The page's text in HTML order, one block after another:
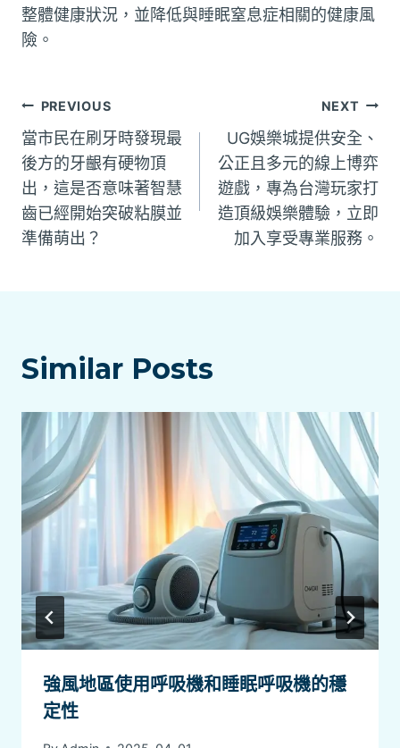
整體健康狀況，並降低與睡眠窒息症相關的健康風
險。
文
章
導
覽
PREVIOUS
當市民在刷牙時發現最
後方的牙齦有硬物頂
出，這是否意味著智慧
齒已經開始突破粘膜並
準備萌出？
NEXT
UG娛樂城提供安全、
公正且多元的線上博弈
遊戲，專為台灣玩家打
造頂級娛樂體驗，立即
加入享受專業服務。
Similar Posts
強風地區使用呼吸機和睡眠呼吸機的穩
定性